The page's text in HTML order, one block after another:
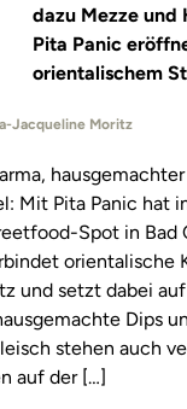
dazu Mezze und
Pita Panic
orientalischem
Jacqueline Moritz
Mit Pita Panic hat
Spot in Bad
orientalische
und setzt dabei
Dips
stehen auch
auf der […]